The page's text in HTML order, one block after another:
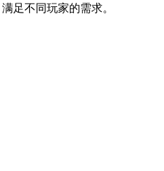
足不同玩家的需求。